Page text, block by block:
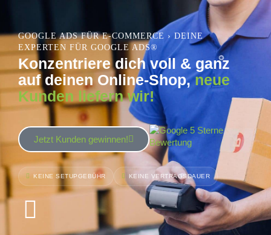
GOOGLE ADS FÜR E-COMMERCE › DEINE
EXPERTEN FÜR GOOGLE ADS®
Konzentriere dich voll & ganz
auf deinen Online-Shop,neue
Kunden liefern wir!
Jetzt Kunden gewinnen!
KEINE SETUPGEBÜHR KEINE VERTRAGSDAUER